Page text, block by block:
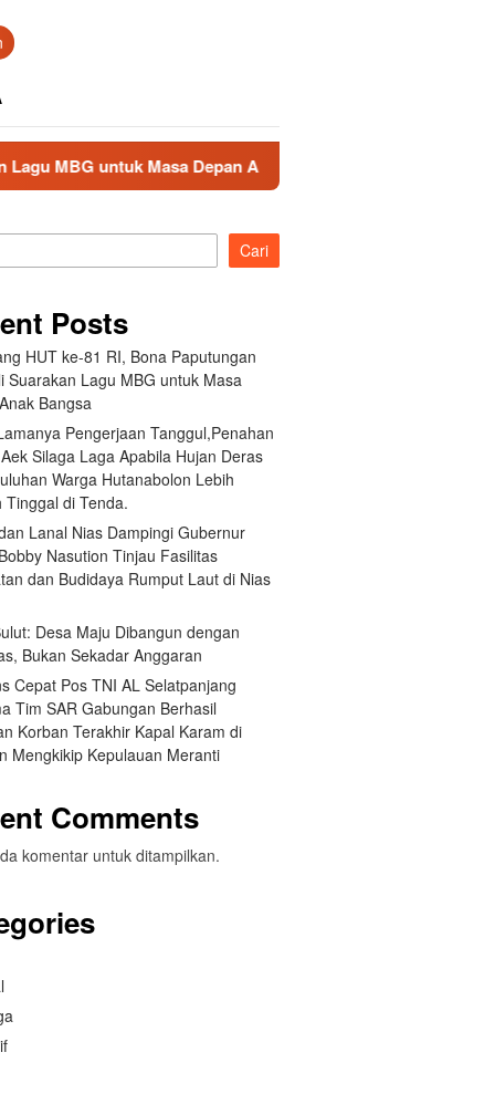
Anak Bangsa Akibat Lamanya Pengerjaan
Cari
Posts
HUT ke-81 RI, Bona Paputungan
Suarakan Lagu MBG untuk Masa
Bangsa
Pengerjaan Tanggul,Penahan
Silaga Laga Apabila Hujan Deras
Warga Hutanabolon Lebih
Tinggal di Tenda.
Lanal Nias Dampingi Gubernur
Nasution Tinjau Fasilitas
dan Budidaya Rumput Laut di Nias
Desa Maju Dibangun dengan
Bukan Sekadar Anggaran
Cepat Pos TNI AL Selatpanjang
Tim SAR Gabungan Berhasil
Korban Terakhir Kapal Karam di
Mengkikip Kepulauan Meranti
Comments
komentar untuk ditampilkan.